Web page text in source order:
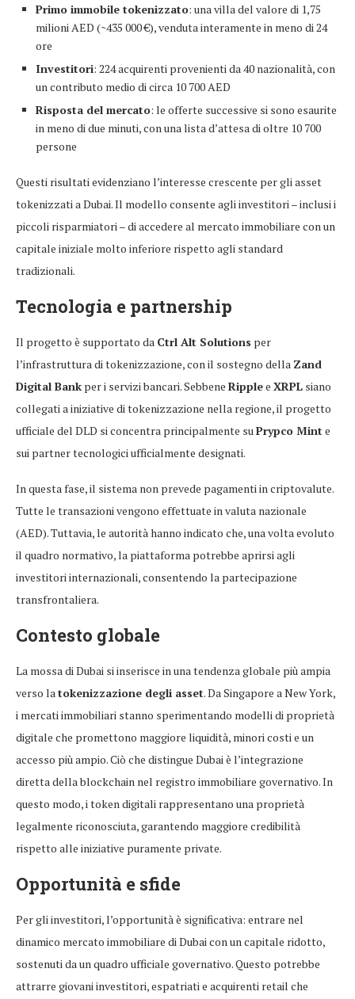
Primo immobile tokenizzato: una villa del valore di 1,75
milioni AED (~435 000 €), venduta interamente in meno di 24
ore
Investitori: 224 acquirenti provenienti da 40 nazionalità, con
un contributo medio di circa 10 700 AED
Risposta del mercato: le offerte successive si sono esaurite
in meno di due minuti, con una lista d’attesa di oltre 10 700
persone
Questi risultati evidenziano l’interesse crescente per gli asset
tokenizzati a Dubai. Il modello consente agli investitori – inclusi i
piccoli risparmiatori – di accedere al mercato immobiliare con un
capitale iniziale molto inferiore rispetto agli standard
tradizionali.
Tecnologia e partnership
Il progetto è supportato da Ctrl Alt Solutions per
l’infrastruttura di tokenizzazione, con il sostegno della Zand
Digital Bank per i servizi bancari. Sebbene Ripplee XRPL siano
collegati a iniziative di tokenizzazione nella regione, il progetto
ufficiale del DLD si concentra principalmente su Prypco Mint e
sui partner tecnologici ufficialmente designati.
In questa fase, il sistema non prevede pagamenti in criptovalute.
Tutte le transazioni vengono effettuate in valuta nazionale
(AED). Tuttavia, le autorità hanno indicato che, una volta evoluto
il quadro normativo, la piattaforma potrebbe aprirsi agli
investitori internazionali, consentendo la partecipazione
transfrontaliera.
Contesto globale
La mossa di Dubai si inserisce in una tendenza globale più ampia
verso la tokenizzazione degli asset. Da Singapore a New York,
i mercati immobiliari stanno sperimentando modelli di proprietà
digitale che promettono maggiore liquidità, minori costi e un
accesso più ampio. Ciò che distingue Dubai è l’integrazione
diretta della blockchain nel registro immobiliare governativo. In
questo modo, i token digitali rappresentano una proprietà
legalmente riconosciuta, garantendo maggiore credibilità
rispetto alle iniziative puramente private.
Opportunità e sfide
Per gli investitori, l’opportunità è significativa: entrare nel
dinamico mercato immobiliare di Dubai con un capitale ridotto,
sostenuti da un quadro ufficiale governativo. Questo potrebbe
attrarre giovani investitori, espatriati e acquirenti retail che